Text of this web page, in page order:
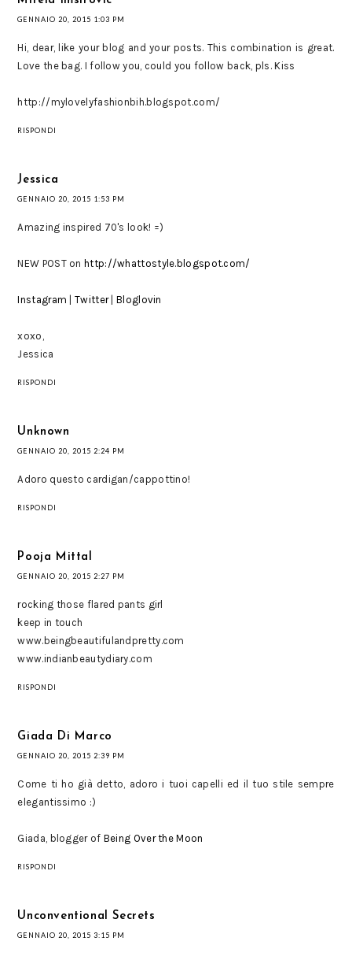
GENNAIO 20, 2015 1:03 PM
Hi, dear, like your blog and your posts. This combination is great.
Love the bag. I follow you, could you follow back, pls. Kiss
http://mylovelyfashionbih.blogspot.com/
RISPONDI
Jessica
GENNAIO 20, 2015 1:53 PM
Amazing inspired 70's look! =)
NEW POST onhttp://whattostyle.blogspot.com/
Instagram |Twitter|Bloglovin
xoxo,
Jessica
RISPONDI
Unknown
GENNAIO 20, 2015 2:24 PM
Adoro questo cardigan/cappottino!
RISPONDI
Pooja Mittal
GENNAIO 20, 2015 2:27 PM
rocking those flared pants girl
keep in touch
www.beingbeautifulandpretty.com
www.indianbeautydiary.com
RISPONDI
Giada Di Marco
GENNAIO 20, 2015 2:39 PM
Come ti ho già detto, adoro i tuoi capelli ed il tuo stile sempre
elegantissimo :)
Giada, blogger of Being Over the Moon
RISPONDI
Unconventional Secrets
GENNAIO 20, 2015 3:15 PM